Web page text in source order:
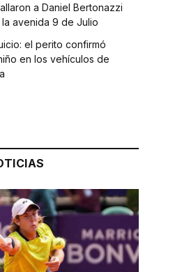
a Daniel Bertonazzi
avenida 9 de Julio
el perito confirmó
en los vehículos de